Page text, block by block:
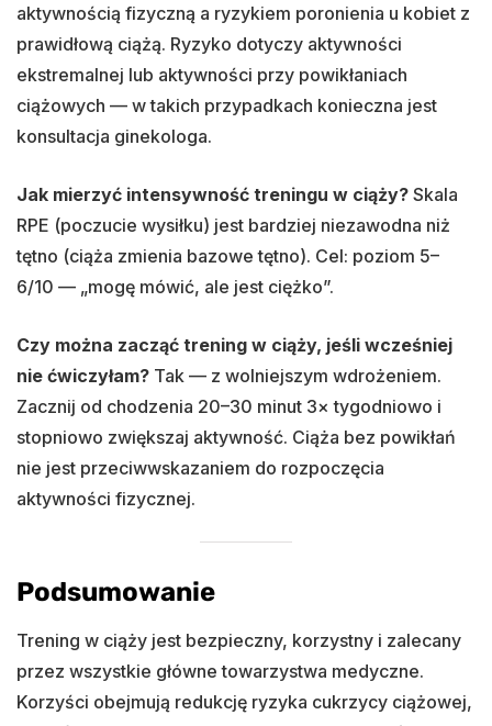
aktywnością fizyczną a ryzykiem poronienia u kobiet z
prawidłową ciążą. Ryzyko dotyczy aktywności
ekstremalnej lub aktywności przy powikłaniach
ciążowych — w takich przypadkach konieczna jest
konsultacja ginekologa.
Jak mierzyć intensywność treningu w ciąży? Skala
RPE (poczucie wysiłku) jest bardziej niezawodna niż
tętno (ciąża zmienia bazowe tętno). Cel: poziom 5–
6/10 — „mogę mówić, ale jest ciężko”.
Czy można zacząć trening w ciąży, jeśli wcześniej
nie ćwiczyłam? Tak — z wolniejszym wdrożeniem.
Zacznij od chodzenia 20–30 minut 3× tygodniowo i
stopniowo zwiększaj aktywność. Ciąża bez powikłań
nie jest przeciwwskazaniem do rozpoczęcia
aktywności fizycznej.
Podsumowanie
Trening w ciąży jest bezpieczny, korzystny i zalecany
przez wszystkie główne towarzystwa medyczne.
Korzyści obejmują redukcję ryzyka cukrzycy ciążowej,